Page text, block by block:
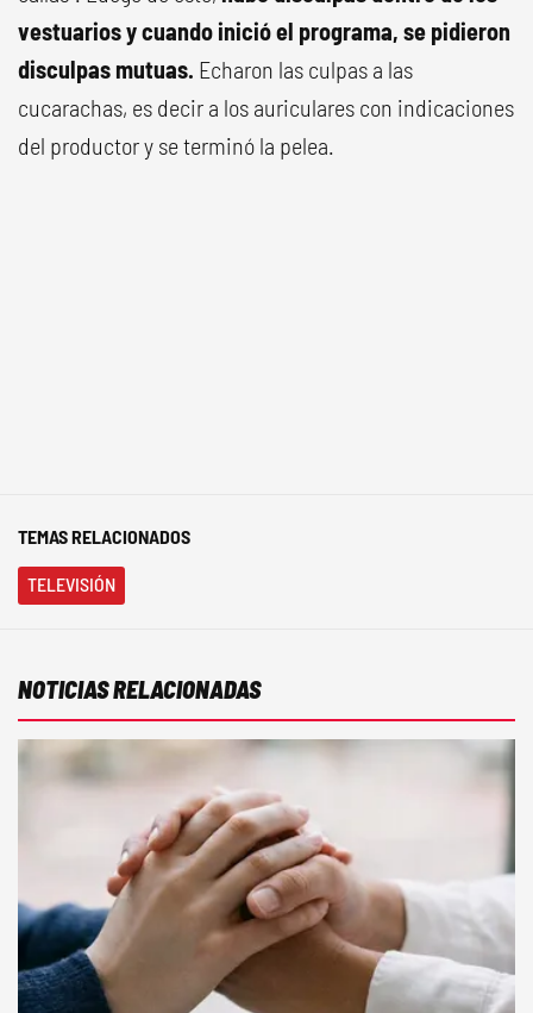
vestuarios y cuando inició el programa, se pidieron
disculpas mutuas. Echaron las culpas a las
cucarachas, es decir a los auriculares con indicaciones
del productor y se terminó la pelea.
TEMAS RELACIONADOS
TELEVISIÓN
NOTICIAS RELACIONADAS